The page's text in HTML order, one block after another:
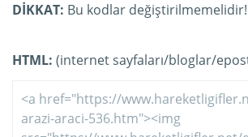
DİKKAT: Bu kodlar değiştirilmemelidir!
HTML: (internet sayfaları/bloglar/